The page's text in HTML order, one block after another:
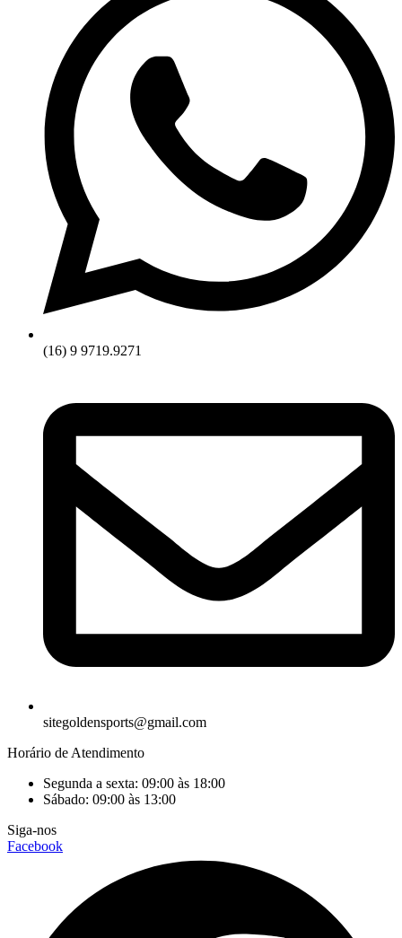
(16) 9 9719.9271
sitegoldensports@gmail.com
Horário de Atendimento
Segunda a sexta: 09:00 às 18:00
Sábado: 09:00 às 13:00
Siga-nos
Facebook